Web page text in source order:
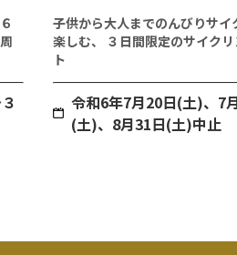
子供から大人までのんびりサイ
楽しむ、 ３日間限定のサイク
ト
令和6年7月20日(土)、7
(土)、8月31日(土)中止